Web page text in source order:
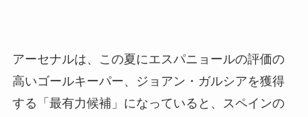
アーセナルは、この夏にエスパニョールの評価の
高いゴールキーパー、ジョアン・ガルシアを獲得
する「最有力候補」になっていると、スペインの